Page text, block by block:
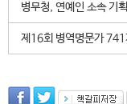
병무청, 연예인 소속 기
제16회 병역명문가